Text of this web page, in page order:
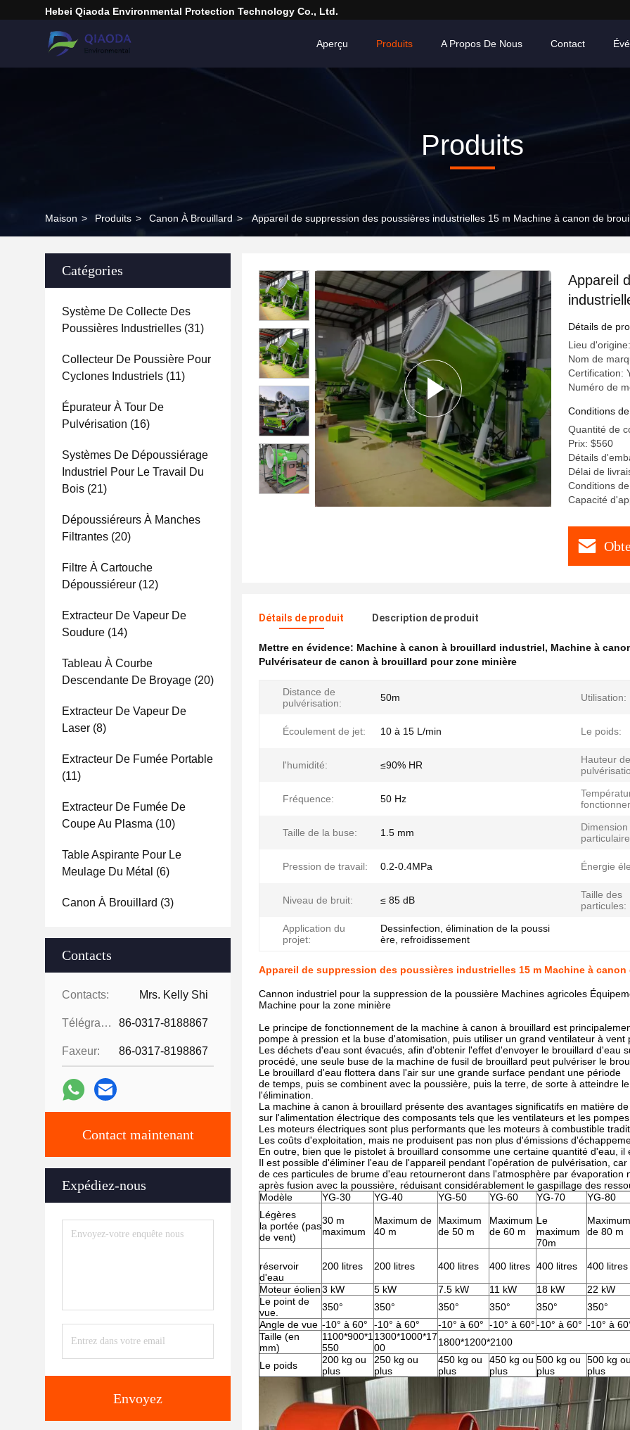
Hebei Qiaoda Environmental Protection Technology Co., Ltd.
Aperçu Produits A Propos De Nous Contact
Produits
Maison > Produits > Canon À Brouillard > Appareil de suppression des poussières industrielles 15 m Machine à canon de
Catégories
Système De Collecte Des
Poussières Industrielles (31)
Collecteur De Poussière Pour
Cyclones Industriels (11)
Épurateur À Tour De
Pulvérisation (16)
Systèmes De Dépoussiérage
Industriel Pour Le Travail Du
Bois (21)
Dépoussiéreurs À Manches
Filtrantes (20)
Filtre À Cartouche
Dépoussiéreur (12)
Extracteur De Vapeur De
Soudure (14)
Tableau À Courbe
Descendante De Broyage (20)
Extracteur De Vapeur De
Laser (8)
Extracteur De Fumée Portable
(11)
Extracteur De Fumée De
Coupe Au Plasma (10)
Table Aspirante Pour Le
Meulage Du Métal (6)
Canon À Brouillard (3)
Contacts
Contacts: Mrs. Kelly Shi
Télégramme: 86-0317-8188867
Faxeur: 86-0317-8198867
Contact maintenant
Expédiez-nous
Envoyez
Appareil
pour
Détails de
Lieu
Nom de
Certification:
Numéro de
Conditions
Quantité de
Prix: $560
Détails
Délai de
Conditions
Capacité
Détails de produit Description de produit
Mettre en évidence: Machine à canon à brouillard industriel, Machine à
Pulvérisateur de canon à brouillard pour zone minière
Distance de
pulvérisation:
50m Utilisation:
Écoulement de jet: 10 à 15 L/min Le poids:
l'humidité: ≤90% HR
Hauteur de
Fréquence: 50 Hz
Taille de la buse: 1.5 mm
Dimension
Pression de travail: 0.2-0.4MPa Énergie
Niveau de bruit: ≤ 85 dB
Taille des
particules:
Application du
projet:
Dessinfection, élimination de la poussi
ère, refroidissement
Appareil de suppression des poussières industrielles 15 m Machine à
Cannon industriel pour la suppression de la poussière Machines agricoles
Machine pour la zone minière
Le principe de fonctionnement de la machine à canon à brouillard est
pompe à pression et la buse d'atomisation, puis utiliser un grand ventilateur à vent
Les déchets d'eau sont évacués, afin d'obtenir l'effet d'envoyer le brouillard d'eau
procédé, une seule buse de la machine de fusil de brouillard peut pulvériser le
Le brouillard d'eau flottera dans l'air sur une grande surface pendant une période
de temps, puis se combinent avec la poussière, puis la terre, de sorte à atteindre
l'élimination.
La machine à canon à brouillard présente des avantages significatifs en matière
sur l'alimentation électrique des composants tels que les ventilateurs et les
Les moteurs électriques sont plus performants que les moteurs à combustible
Les coûts d'exploitation, mais ne produisent pas non plus d'émissions
En outre, bien que le pistolet à brouillard consomme une certaine quantité d'eau, il
Il est possible d'éliminer l'eau de l'appareil pendant l'opération de pulvérisation,
de ces particules de brume d'eau retourneront dans l'atmosphère par évaporation
après fusion avec la poussière, réduisant considérablement le gaspillage des
Modèle
YG-30 YG-40 YG-50 YG-60 YG-70
YG-80
Légères
la portée (pas
de vent)
30 m
maximum
Maximum de
40 m
Maximum
de 50 m
Maximum
de 60 m
Le
maximum
70m
Maximum
de 80 m
réservoir
d'eau
200 litres 200 litres 400 litres 400 litres 400 litres 400 litres
Moteur éolien3 kW 5 kW 7.5 kW 11 kW 18 kW
22 kW
Le point de
vue.
350° 350° 350° 350° 350°
350°
Angle de vue -10° à 60° -10° à 60° -10° à 60° -10° à 60°-10° à 60° -10° à
Taille (en
mm)
1100*900*1
550
1300*1000*17
00
1800*1200*2100
Le poids
200 kg ou
plus
250 kg ou
plus
450 kg ou
plus
450 kg ou
plus
500 kg ou
plus
500 kg
plus